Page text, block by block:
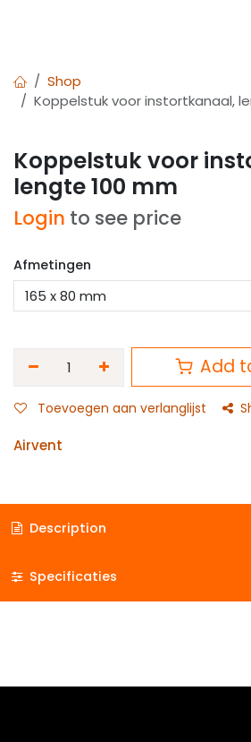
Shop
Koppelstuk voor instortkanaal,
Koppelstuk voor
lengte 100 mm
Login to see price
Afmetingen
Add
Toevoegen aan verlanglijst
Airvent
Description
Specificaties